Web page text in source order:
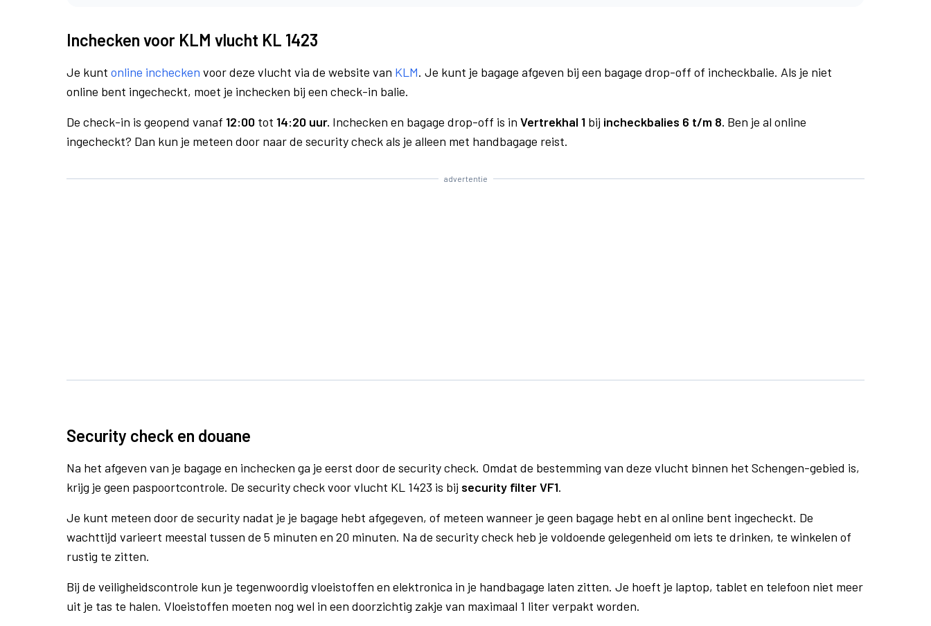
Inchecken voor KLM vlucht KL 1423
Je kunt online inchecken voor deze vlucht via de website van KLM. Je kunt je bagage afgeven bij een bagage drop-off of incheckbalie. Als je niet
online bent ingecheckt, moet je inchecken bij een check-in balie.
De check-in is geopend vanaf 12:00 tot 14:20 uur. Inchecken en bagage drop-off is in Vertrekhal 1 bij incheckbalies 6 t/m 8. Ben je al online
ingecheckt? Dan kun je meteen door naar de security check als je alleen met handbagage reist.
advertentie
Security check en douane
Na het afgeven van je bagage en inchecken ga je eerst door de security check. Omdat de bestemming van deze vlucht binnen het Schengen-gebied is,
krijg je geen paspoortcontrole. De security check voor vlucht KL 1423 is bij security filter VF1.
Je kunt meteen door de security nadat je je bagage hebt afgegeven, of meteen wanneer je geen bagage hebt en al online bent ingecheckt. De
wachttijd varieert meestal tussen de 5 minuten en 20 minuten. Na de security check heb je voldoende gelegenheid om iets te drinken, te winkelen of
rustig te zitten.
Bij de veiligheidscontrole kun je tegenwoordig vloeistoffen en elektronica in je handbagage laten zitten. Je hoeft je laptop, tablet en telefoon niet meer
uit je tas te halen. Vloeistoffen moeten nog wel in een doorzichtig zakje van maximaal 1 liter verpakt worden.